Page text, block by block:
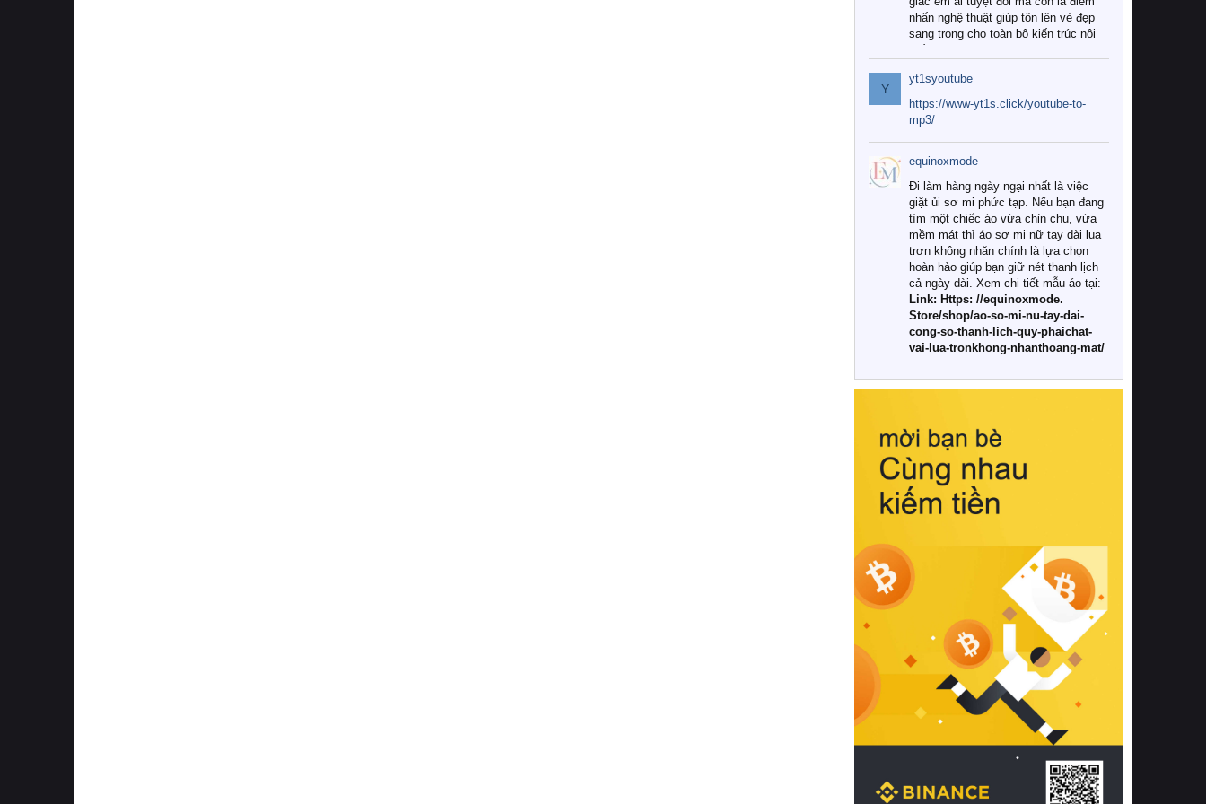
nhấn nghệ thuật giúp tôn lên vẻ đẹp
sang trọng cho toàn bộ kiến trúc nội
Tuy nhiên, giữa thị trường đa dạng
với vô vàn thương hiệu và mẫu mã
như hiện nay, làm thế nào để chọn
được những bộ chăn ga gối đệm cao
cấp thực sự chất lượng, phù hợp với
khí hậu và nhu cầu sử dụng của gia
đình? Hãy cùng chúng tôi đi tìm lời
giải đáp chi tiết qua bài viết dưới đây.
1. Tại sao các gia đình hiện đại lại ưa
chuộng chăn ga gối đệm cao cấp?
Khác với các dòng sản phẩm thông
thường, những bộ chăn ga gối đệm
cao cấp trải qua quy trình sản xuất
nghiêm ngặt từ khâu chọn lọc nguyên
liệu tự nhiên đến công nghệ dệt
nhuộm hiện đại không chứa hóa chất
này, bạn sẽ cảm nhận rõ rệt sự khác
hồi chuẩn xác của phần đệm nâng đỡ
cột sống.
Bên cạnh đó, việc lựa chọn các dòng
sản phẩm đạt chuẩn chất lượng quốc
tế còn giúp ngăn ngừa tình trạng kích
khuẩn và nấm mốc trong điều kiện
thời tiết nóng ẩm. Bạn có thể tìm hiểu
thêm các nghiên cứu khoa học về tác
động của giấc ngủ và môi trường
phòng ngủ đối với sức khỏe con
người tại Sleep Foundation (External
Link) để có cái nhìn toàn diện hơn.
2. Các tiêu chí vàng khi lựa chọn
chăn ga gối đệm cao cấp cho phòng
ngủ
Để sở hữu một bộ chăn ga gối đệm
cao cấp hoàn hảo cả về thẩm mỹ lẫn
công năng, người tiêu dùng cần cân
nhắc kỹ lưỡng các tiêu chí quan trọng
Y
yt1syoutube
https://www-yt1s.click/youtube-to-
mp3/
equinoxmode
Đi làm hàng ngày ngại nhất là việc
giặt ủi sơ mi phức tạp. Nếu bạn đang
tìm một chiếc áo vừa chỉn chu, vừa
mềm mát thì áo sơ mi nữ tay dài lụa
trơn không nhăn chính là lựa chọn
hoàn hảo giúp bạn giữ nét thanh lịch
cả ngày dài. Xem chi tiết mẫu áo tại:
Link: Https: //equinoxmode.
Store/shop/ao-so-mi-nu-tay-dai-
cong-so-thanh-lich-quy-phaichat-
vai-lua-tronkhong-nhanthoang-mat/